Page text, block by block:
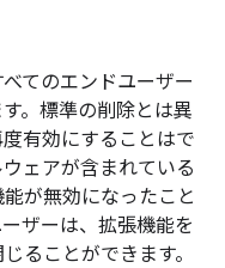
てのエンドユーザー
。標準の削除とは異
有効にすることはで
ェアが含まれている
が無効になったこと
ザーは、拡張機能を
ることができます。